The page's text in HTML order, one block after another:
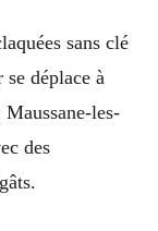
sans clé
déplace à
les-
des